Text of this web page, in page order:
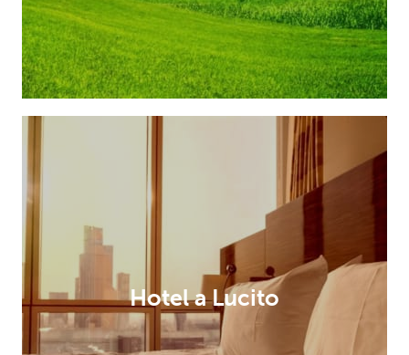
Hotel a Lucito